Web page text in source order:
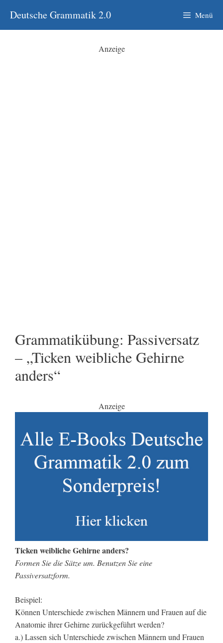
Inhalt
springen
Deutsche Grammatik 2.0 Menü
Anzeige
Grammatikübung: Passiversatz
– „Ticken weibliche Gehirne
anders“
Anzeige
Ticken weibliche Gehirne anders?
Formen Sie die Sätze um. Benutzen Sie eine
Passiversatzform.
Beispiel:
Können Unterschiede zwischen Männern und Frauen auf die
Anatomie ihrer Gehirne zurückgeführt werden?
a.) Lassen sich Unterschiede zwischen Männern und Frauen